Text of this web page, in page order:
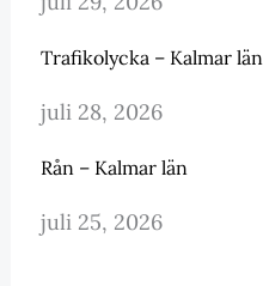
Trafikolycka – Kalmar län
juli 28, 2026
Rån – Kalmar län
juli 25, 2026